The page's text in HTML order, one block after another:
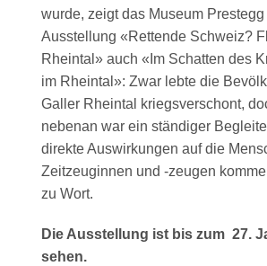
wurde, zeigt das Museum
Ausstellung «Rettende Schweiz?
Rheintal» auch «Im Schatten des
im Rheintal»: Zwar lebte die
Galler Rheintal kriegsverschont,
nebenan war ein ständiger
direkte Auswirkungen auf die
Zeitzeuginnen und -zeugen
zu Wort.
Die Ausstellung ist bis zum 27.
sehen.